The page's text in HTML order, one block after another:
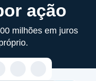
ação
milhões em juros